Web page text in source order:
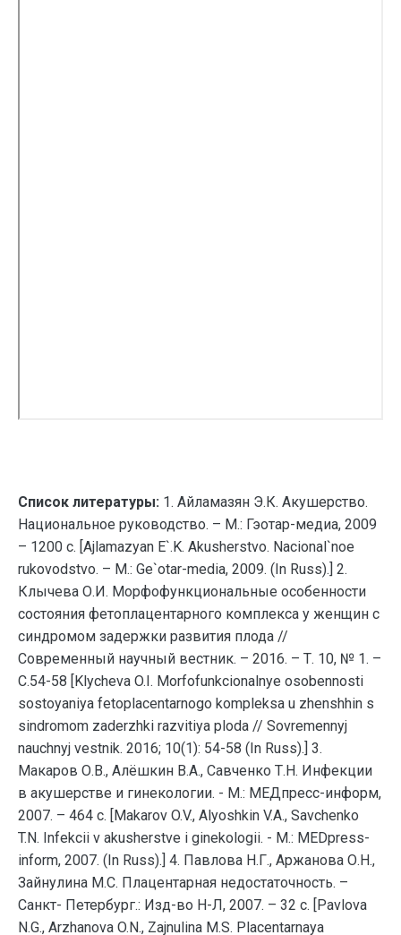
Список литературы: 1. Айламазян Э.К. Акушерство.
Национальное руководство. – М.: Гэотар-медиа, 2009
– 1200 с. [Ajlamazyan E`.K. Akusherstvo. Nacional`noe
rukovodstvo. – M.: Ge`otar-media, 2009. (In Russ).] 2.
Клычева О.И. Морфофункциональные особенности
состояния фетоплацентарного комплекса у женщин с
синдромом задержки развития плода //
Современный научный вестник. – 2016. – Т. 10, № 1. –
С.54-58 [Klycheva O.I. Morfofunkcionalnye osobennosti
sostoyaniya fetoplacentarnogo kompleksa u zhenshhin s
sindromom zaderzhki razvitiya ploda // Sovremennyj
nauchnyj vestnik. 2016; 10(1): 54-58 (In Russ).] 3.
Макаров О.В., Алёшкин В.А., Савченко Т.Н. Инфекции
в акушерстве и гинекологии. - М.: МЕДпресс-информ,
2007. – 464 с. [Makarov O.V., Alyoshkin V.A., Savchenko
T.N. Infekcii v akusherstve i ginekologii. - M.: MEDpress-
inform, 2007. (In Russ).] 4. Павлова Н.Г., Аржанова О.Н.,
Зайнулина М.С. Плацентарная недостаточность. –
Санкт- Петербург.: Изд-во Н-Л, 2007. – 32 с. [Pavlova
N.G., Arzhanova O.N., Zajnulina M.S. Placentarnaya